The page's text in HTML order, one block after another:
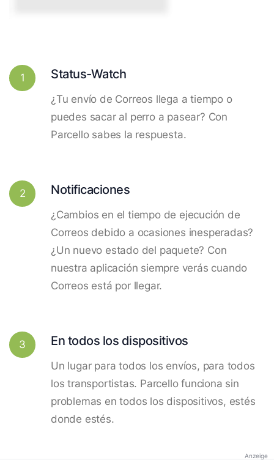
1 Status-Watch
¿Tu envío de Correos llega a tiempo o
puedes sacar al perro a pasear? Con
Parcello sabes la respuesta.
2 Notificaciones
¿Cambios en el tiempo de ejecución de
Correos debido a ocasiones inesperadas?
¿Un nuevo estado del paquete? Con
nuestra aplicación siempre verás cuando
Correos está por llegar.
3 En todos los dispositivos
Un lugar para todos los envíos, para todos
los transportistas. Parcello funciona sin
problemas en todos los dispositivos, estés
donde estés.
Anzeige